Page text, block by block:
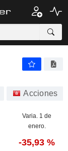
Acciones
Varia. 1 de
enero.
-35,93 %